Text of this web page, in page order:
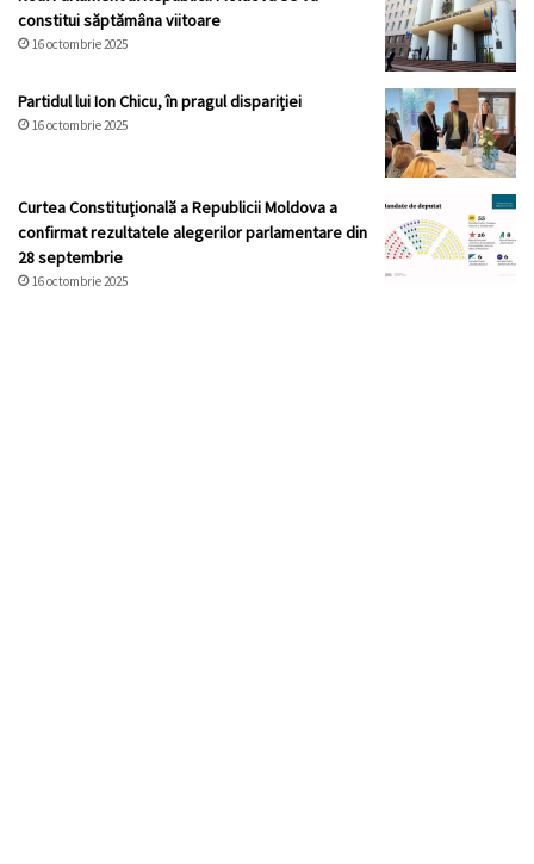
constitui săptămâna viitoare
16 octombrie 2025
Partidul lui Ion Chicu, în pragul dispariției
16 octombrie 2025
Curtea Constituţională a Republicii Moldova a
confirmat rezultatele alegerilor parlamentare din
28 septembrie
16 octombrie 2025